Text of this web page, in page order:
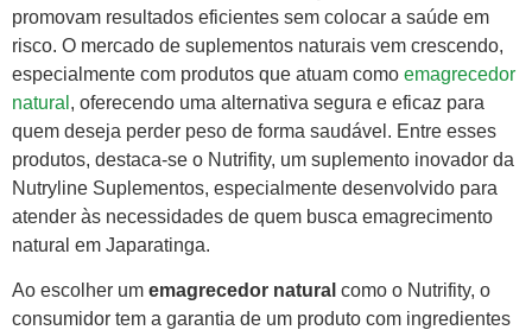
promovam resultados eficientes sem colocar a saúde em
risco. O mercado de suplementos naturais vem crescendo,
especialmente com produtos que atuam como emagrecedor
natural , oferecendo uma alternativa segura e eficaz para
quem deseja perder peso de forma saudável. Entre esses
produtos, destaca-se o Nutrifity, um suplemento inovador da
Nutryline Suplementos, especialmente desenvolvido para
atender às necessidades de quem busca emagrecimento
natural em Japaratinga.
Ao escolher um emagrecedor natural como o Nutrifity, o
consumidor tem a garantia de um produto com ingredientes